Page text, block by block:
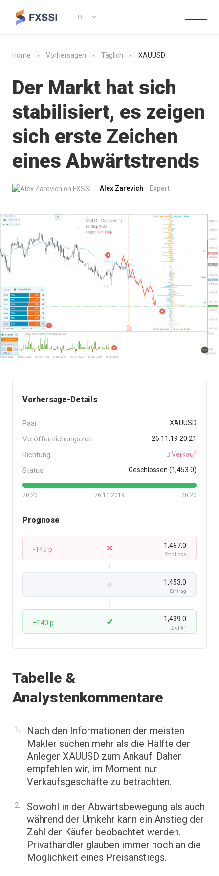
DE
Home Vorhersagen Täglich XAUUSD
Der Markt hat sich
stabilisiert, es zeigen
sich erste Zeichen
eines Abwärtstrends
Alex Zarevich Expert
Vorhersage-Details
Paar XAUUSD
Veröffentlichungszeit 26.11.19 20:21
Richtung Verkauf
Status Geschlossen (1,453.0)
20:20 20:20
26.11.2019
Prognose
-140 p 1,467.0
Stop Loss
1,453.0
Eintrag
+140 p 1,439.0
Ziel #1
Tabelle &
Analystenkommentare
Nach den Informationen der meisten
Makler suchen mehr als die Hälfte der
Anleger XAUUSD zum Ankauf. Daher
empfehlen wir, im Moment nur
Verkaufsgeschäfte zu betrachten.
Sowohl in der Abwärtsbewegung als auch
während der Umkehr kann ein Anstieg der
Zahl der Käufer beobachtet werden.
Privathändler glauben immer noch an die
Möglichkeit eines Preisanstiegs.